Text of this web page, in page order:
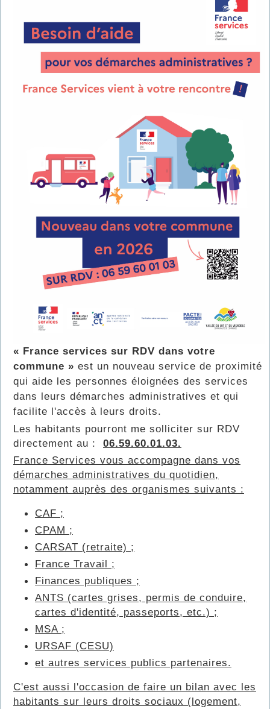
« France services sur RDV dans votre
commune » est un nouveau service de proximité
qui aide les personnes éloignées des services
dans leurs démarches administratives et qui
facilite l'accès à leurs droits.
Les habitants pourront me solliciter sur RDV
directement au : 06.59.60.01.03.
France Services vous accompagne dans vos
démarches administratives du quotidien,
notamment auprès des organismes suivants :
CAF ;
CPAM ;
CARSAT (retraite) ;
France Travail ;
Finances publiques ;
ANTS (cartes grises, permis de conduire,
cartes d'identité, passeports, etc.) ;
MSA ;
URSAF (CESU)
et autres services publics partenaires.
C'est aussi l'occasion de faire un bilan avec les
habitants sur leurs droits sociaux (logement,